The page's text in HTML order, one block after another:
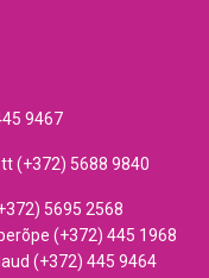
9467
(+372) 5688 9840
5695 2568
(+372) 445 1968
(+372) 445 9464